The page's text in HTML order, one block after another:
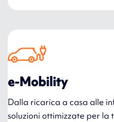
e-Mobility
Dalla ricarica a casa alle
soluzioni ottimizzate per la